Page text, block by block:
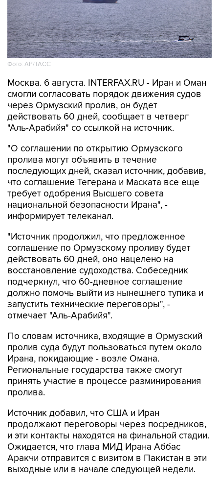
Фото: AP/ТАСС
Москва. 6 августа. INTERFAX.RU - Иран и Оман
смогли согласовать порядок движения судов
через Ормузский пролив, он будет
действовать 60 дней, сообщает в четверг
"Аль-Арабийя" со ссылкой на источник.
"О соглашении по открытию Ормузского
пролива могут объявить в течение
последующих дней, сказал источник, добавив,
что соглашение Тегерана и Маската все еще
требует одобрения Высшего совета
национальной безопасности Ирана", -
информирует телеканал.
"Источник продолжил, что предложенное
соглашение по Ормузскому проливу будет
действовать 60 дней, оно нацелено на
восстановление судоходства. Собеседник
подчеркнул, что 60-дневное соглашение
должно помочь выйти из нынешнего тупика и
запустить технические переговоры", -
отмечает "Аль-Арабийя".
По словам источника, входящие в Ормузский
пролив суда будут пользоваться путем около
Ирана, покидающие - возле Омана.
Региональные государства также смогут
принять участие в процессе разминирования
пролива.
Источник добавил, что США и Иран
продолжают переговоры через посредников,
и эти контакты находятся на финальной стадии.
Ожидается, что глава МИД Ирана Аббас
Аракчи отправится с визитом в Пакистан в эти
выходные или в начале следующей недели.